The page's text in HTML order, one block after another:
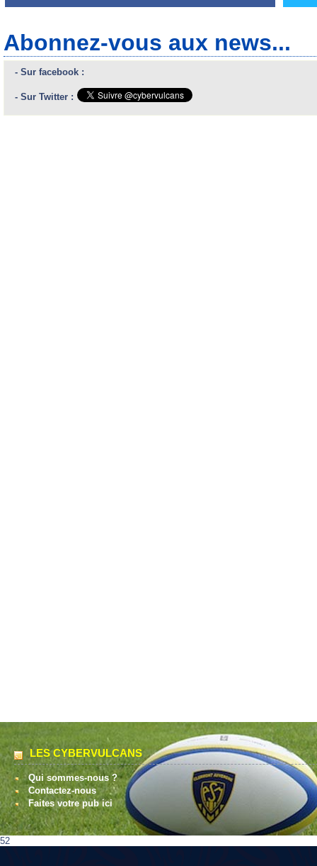
Abonnez-vous aux news...
- Sur facebook :
- Sur Twitter :
LES CYBERVULCANS
Qui sommes-nous ?
Contactez-nous
Faites votre pub ici
52